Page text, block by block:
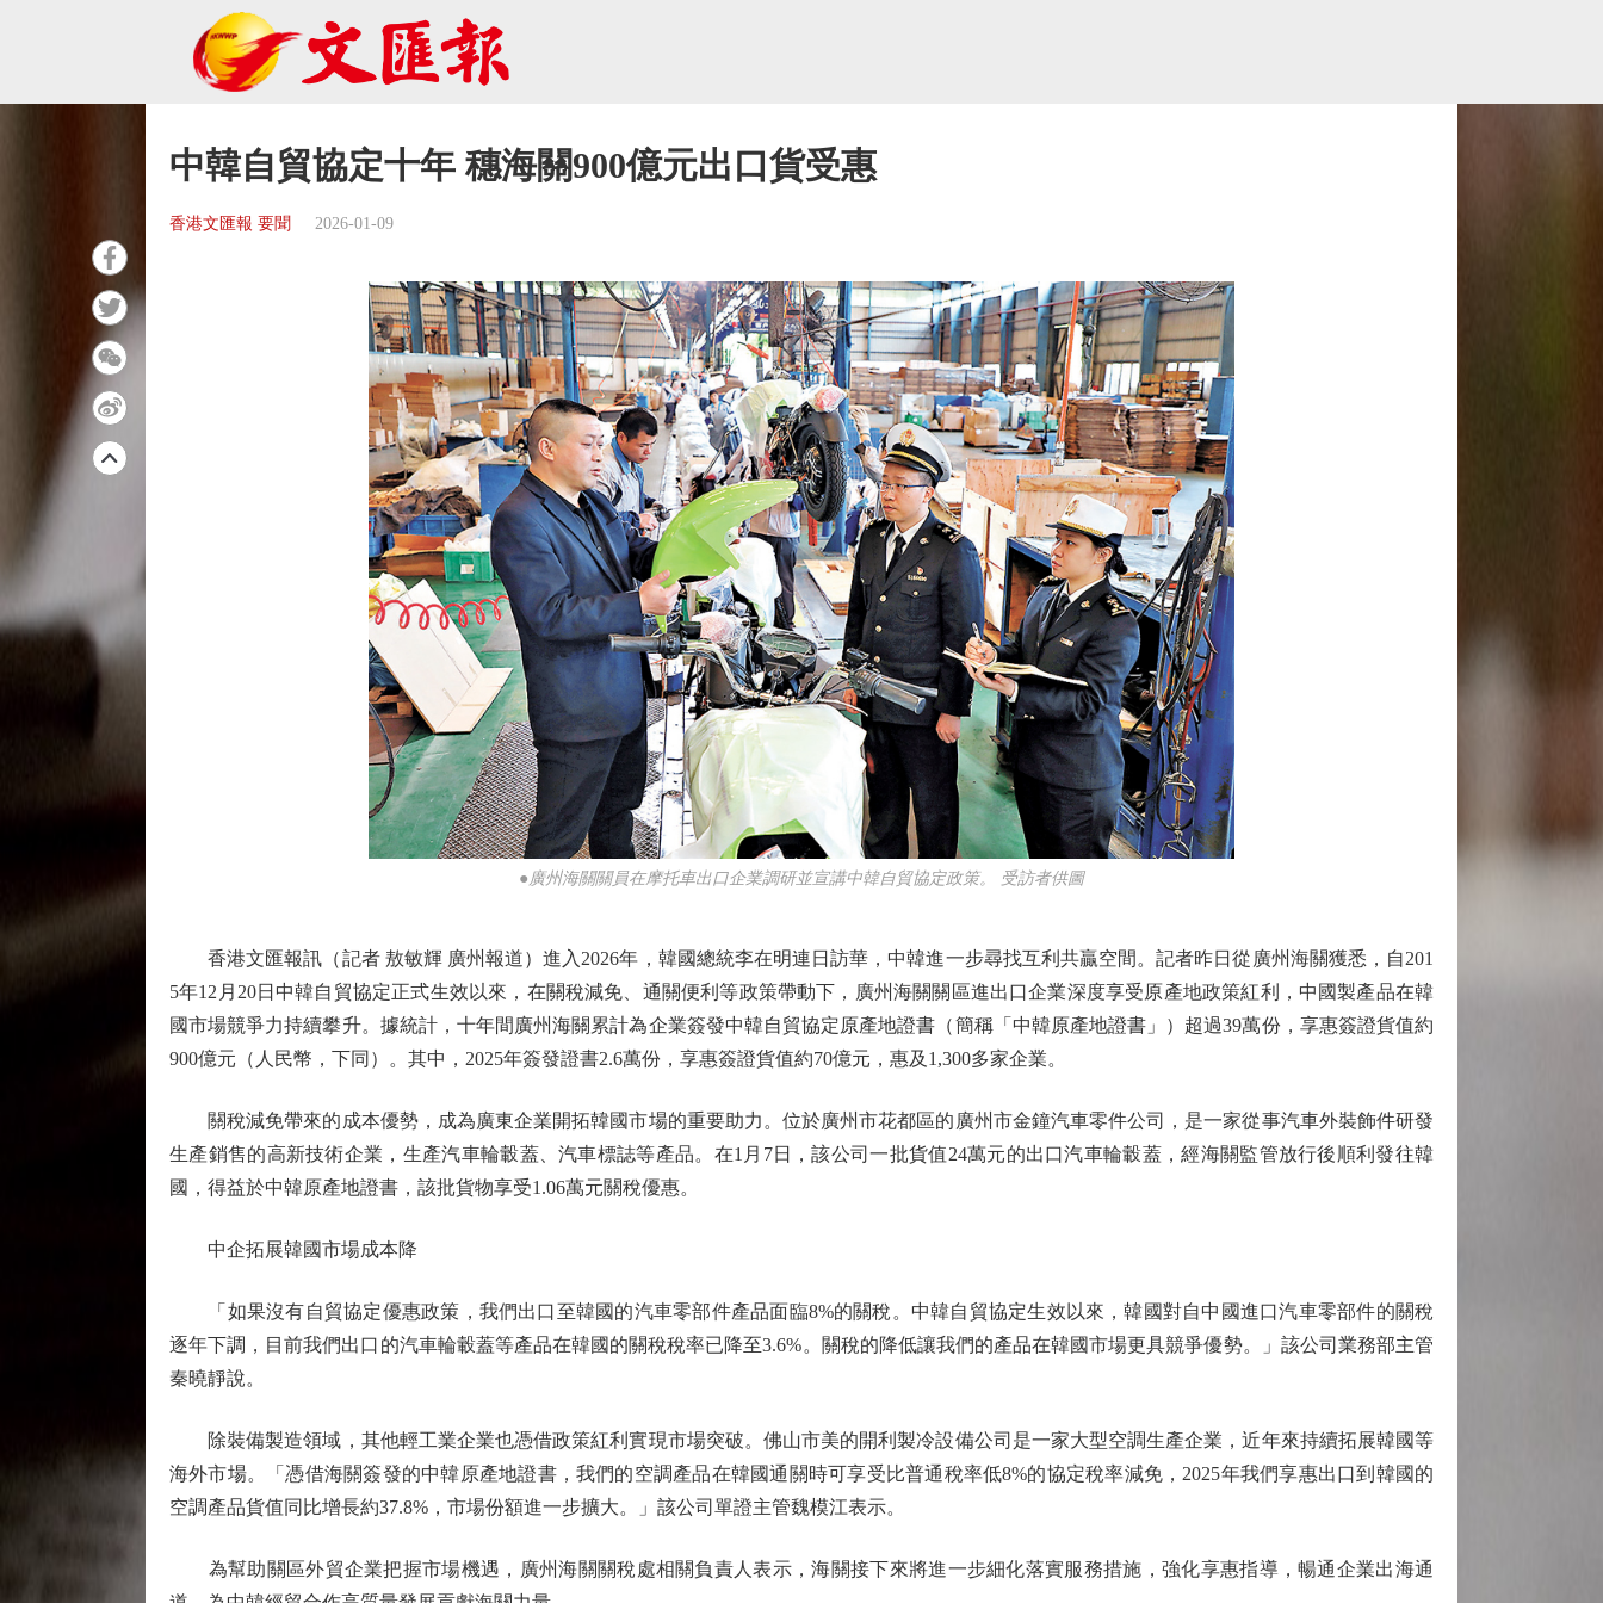
中韓自貿協定十年 穗海關900億元出口貨受惠
香港文匯報 要聞 2026-01-09
●廣州海關關員在摩托車出口企業調研並宣講中韓自貿協定政策。 受訪者供圖
香港文匯報訊（記者 敖敏輝 廣州報道）進入2026年，韓國總統李在明連日訪華，中韓進一步尋找互利共贏空間。記者昨日從廣州海關獲悉，自201
5年12月20日中韓自貿協定正式生效以來，在關稅減免、通關便利等政策帶動下，廣州海關關區進出口企業深度享受原產地政策紅利，中國製產品在韓
國市場競爭力持續攀升。據統計，十年間廣州海關累計為企業簽發中韓自貿協定原產地證書（簡稱「中韓原產地證書」）超過39萬份，享惠簽證貨值約
900億元（人民幣，下同）。其中，2025年簽發證書2.6萬份，享惠簽證貨值約70億元，惠及1,300多家企業。
關稅減免帶來的成本優勢，成為廣東企業開拓韓國市場的重要助力。位於廣州市花都區的廣州市金鐘汽車零件公司，是一家從事汽車外裝飾件研發
生產銷售的高新技術企業，生產汽車輪轂蓋、汽車標誌等產品。在1月7日，該公司一批貨值24萬元的出口汽車輪轂蓋，經海關監管放行後順利發往韓
國，得益於中韓原產地證書，該批貨物享受1.06萬元關稅優惠。
中企拓展韓國市場成本降
「如果沒有自貿協定優惠政策，我們出口至韓國的汽車零部件產品面臨8%的關稅。中韓自貿協定生效以來，韓國對自中國進口汽車零部件的關稅
逐年下調，目前我們出口的汽車輪轂蓋等產品在韓國的關稅稅率已降至3.6%。關稅的降低讓我們的產品在韓國市場更具競爭優勢。」該公司業務部主管
秦曉靜說。
除裝備製造領域，其他輕工業企業也憑借政策紅利實現市場突破。佛山市美的開利製冷設備公司是一家大型空調生產企業，近年來持續拓展韓國等
海外市場。「憑借海關簽發的中韓原產地證書，我們的空調產品在韓國通關時可享受比普通稅率低8%的協定稅率減免，2025年我們享惠出口到韓國的
空調產品貨值同比增長約37.8%，市場份額進一步擴大。」該公司單證主管魏模江表示。
為幫助關區外貿企業把握市場機遇，廣州海關關稅處相關負責人表示，海關接下來將進一步細化落實服務措施，強化享惠指導，暢通企業出海通